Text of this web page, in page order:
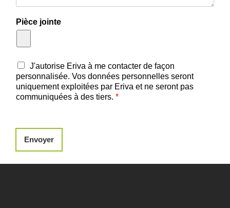
Pièce jointe
J'autorise Eriva à me contacter de façon
personnalisée. Vos données personnelles seront
uniquement exploitées par Eriva et ne seront pas
communiquées à des tiers. *
Envoyer